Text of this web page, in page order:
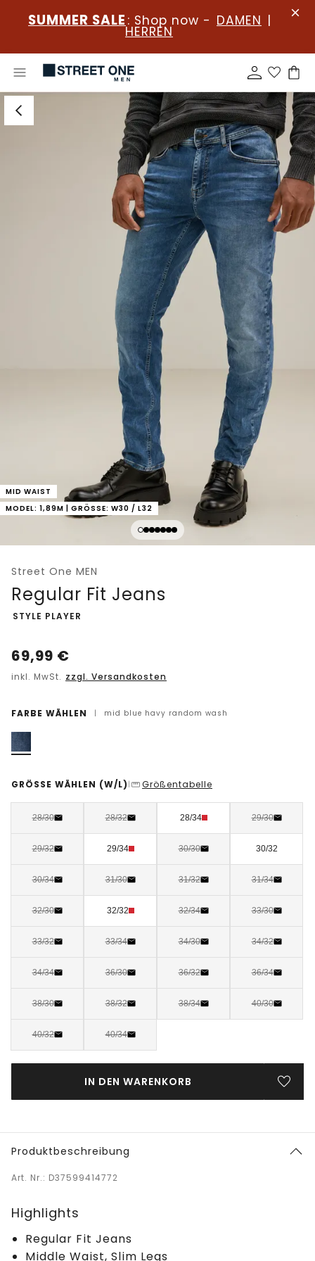
SUMMER SALE : Shop now - DAMEN |
HERREN
MID WAIST
MODEL: 1,89M | GRÖSSE: W30 / L32
Street One MEN
Regular Fit Jeans
-
STYLE PLAYER
69,99 €
inkl. MwSt. zzgl. Versandkosten
FARBE WÄHLEN | mid blue havy random wash
GRÖSSE WÄHLEN (W/L) | Größentabelle
28/30 28/32 28/34 29/30
29/32 29/34 30/30 30/32
30/34 31/30 31/32 31/34
32/30 32/32 32/34 33/30
33/32 33/34 34/30 34/32
34/34 36/30 36/32 36/34
38/30 38/32 38/34 40/30
40/32 40/34
IN DEN WARENKORB
Produktbeschreibung
Art. Nr.: D37599414772
Highlights
Regular Fit Jeans
Middle Waist, Slim Legs